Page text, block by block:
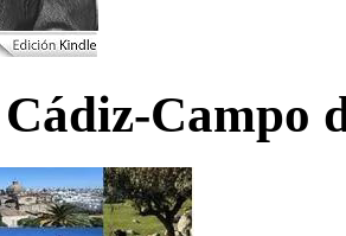
Campo